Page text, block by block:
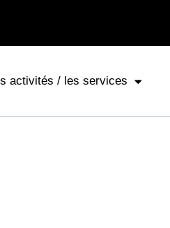
activités / les services